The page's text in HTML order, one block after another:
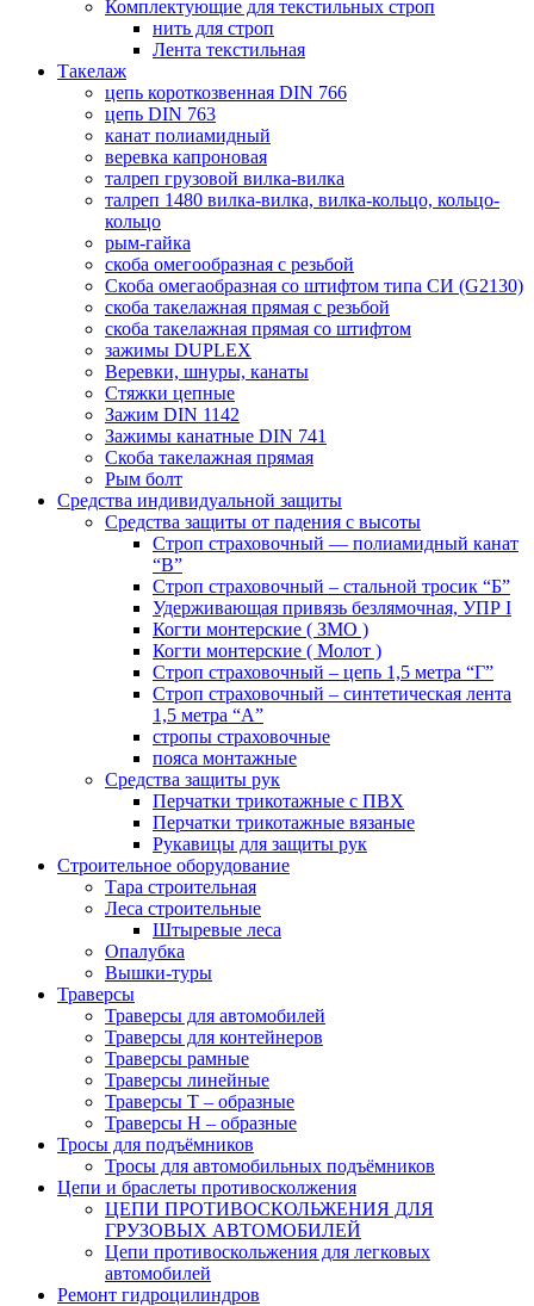
Комплектующие для текстильных строп
нить для строп
Лента текстильная
Такелаж
цепь короткозвенная DIN 766
цепь DIN 763
канат полиамидный
веревка капроновая
талреп грузовой вилка-вилка
талреп 1480 вилка-вилка, вилка-кольцо, кольцо-
кольцо
рым-гайка
скоба омегообразная с резьбой
Скоба омегаобразная со штифтом типа СИ (G2130)
скоба такелажная прямая с резьбой
скоба такелажная прямая со штифтом
зажимы DUPLEX
Веревки, шнуры, канаты
Стяжки цепные
Зажим DIN 1142
Зажимы канатные DIN 741
Скоба такелажная прямая
Рым болт
Средства индивидуальной защиты
Средства защиты от падения с высоты
Строп страховочный — полиамидный канат
“В”
Строп страховочный – стальной тросик “Б”
Удерживающая привязь безлямочная, УПР I
Когти монтерские ( ЗМО )
Когти монтерские ( Молот )
Строп страховочный – цепь 1,5 метра “Г”
Строп страховочный – синтетическая лента
1,5 метра “А”
стропы страховочные
пояса монтажные
Средства защиты рук
Перчатки трикотажные с ПВХ
Перчатки трикотажные вязаные
Рукавицы для защиты рук
Строительное оборудование
Тара строительная
Леса строительные
Штыревые леса
Опалубка
Вышки-туры
Траверсы
Траверсы для автомобилей
Траверсы для контейнеров
Траверсы рамные
Траверсы линейные
Траверсы Т – образные
Траверсы Н – образные
Тросы для подъёмников
Тросы для автомобильных подъёмников
Цепи и браслеты противосколжения
ЦЕПИ ПРОТИВОСКОЛЬЖЕНИЯ ДЛЯ
ГРУЗОВЫХ АВТОМОБИЛЕЙ
Цепи противоскольжения для легковых
автомобилей
Ремонт гидроцилиндров